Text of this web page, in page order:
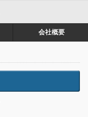
会社概要